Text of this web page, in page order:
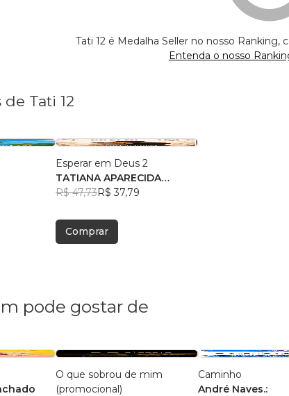
Tati 12 é Medalha Seller no nosso Ranking,
Entenda o nosso
Tati 12
Esperar em Deus 2
TATIANA APARECIDA
MARQUES
R$ 47,73R$ 37,79
Comprar
pode gostar de
O que sobrou de mim
(promocional)
Caminho
André Naves.: